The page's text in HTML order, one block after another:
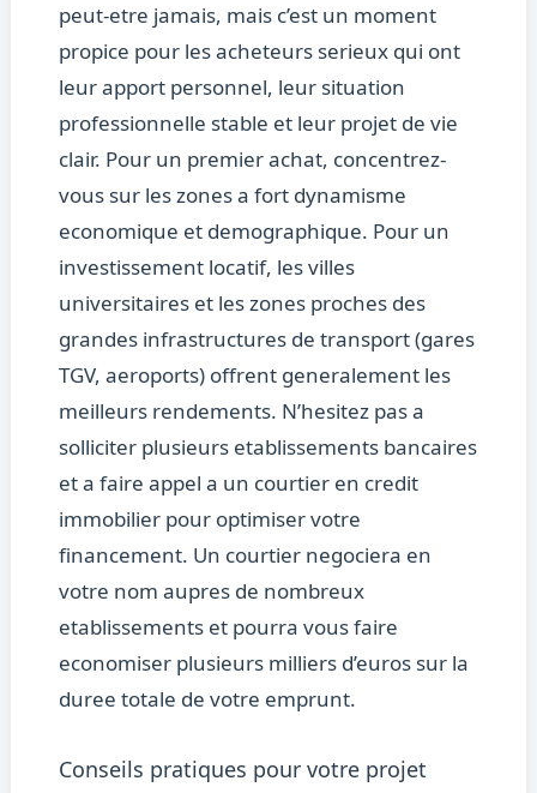
peut-etre jamais, mais c’est un moment
propice pour les acheteurs serieux qui ont
leur apport personnel, leur situation
professionnelle stable et leur projet de vie
clair. Pour un premier achat, concentrez-
vous sur les zones a fort dynamisme
economique et demographique. Pour un
investissement locatif, les villes
universitaires et les zones proches des
grandes infrastructures de transport (gares
TGV, aeroports) offrent generalement les
meilleurs rendements. N’hesitez pas a
solliciter plusieurs etablissements bancaires
et a faire appel a un courtier en credit
immobilier pour optimiser votre
financement. Un courtier negociera en
votre nom aupres de nombreux
etablissements et pourra vous faire
economiser plusieurs milliers d’euros sur la
duree totale de votre emprunt.
Conseils pratiques pour votre projet